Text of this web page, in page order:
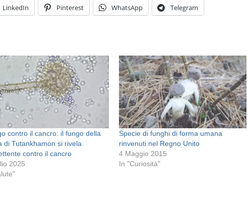
LinkedIn Pinterest WhatsApp Telegram
contro il cancro: il fungo della
di Tutankhamon si rivela
contro il cancro
2025
Specie di funghi di forma umana
rinvenuti nel Regno Unito
4 Maggio 2015
In "Curiosità"